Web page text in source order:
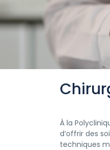
À la
d’offrir des
techniques